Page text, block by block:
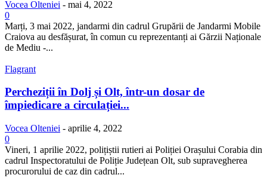
Vocea Olteniei - mai 4, 2022
0
Marți, 3 mai 2022, jandarmi din cadrul Grupării de Jandarmi Mobile
Craiova au desfășurat, în comun cu reprezentanți ai Gărzii Naționale
de Mediu -...
Flagrant
Percheziții în Dolj și Olt, într-un dosar de
împiedicare a circulației...
Vocea Olteniei - aprilie 4, 2022
0
Vineri, 1 aprilie 2022, polițiștii rutieri ai Poliției Orașului Corabia din
cadrul Inspectoratului de Poliție Județean Olt, sub supravegherea
procurorului de caz din cadrul...